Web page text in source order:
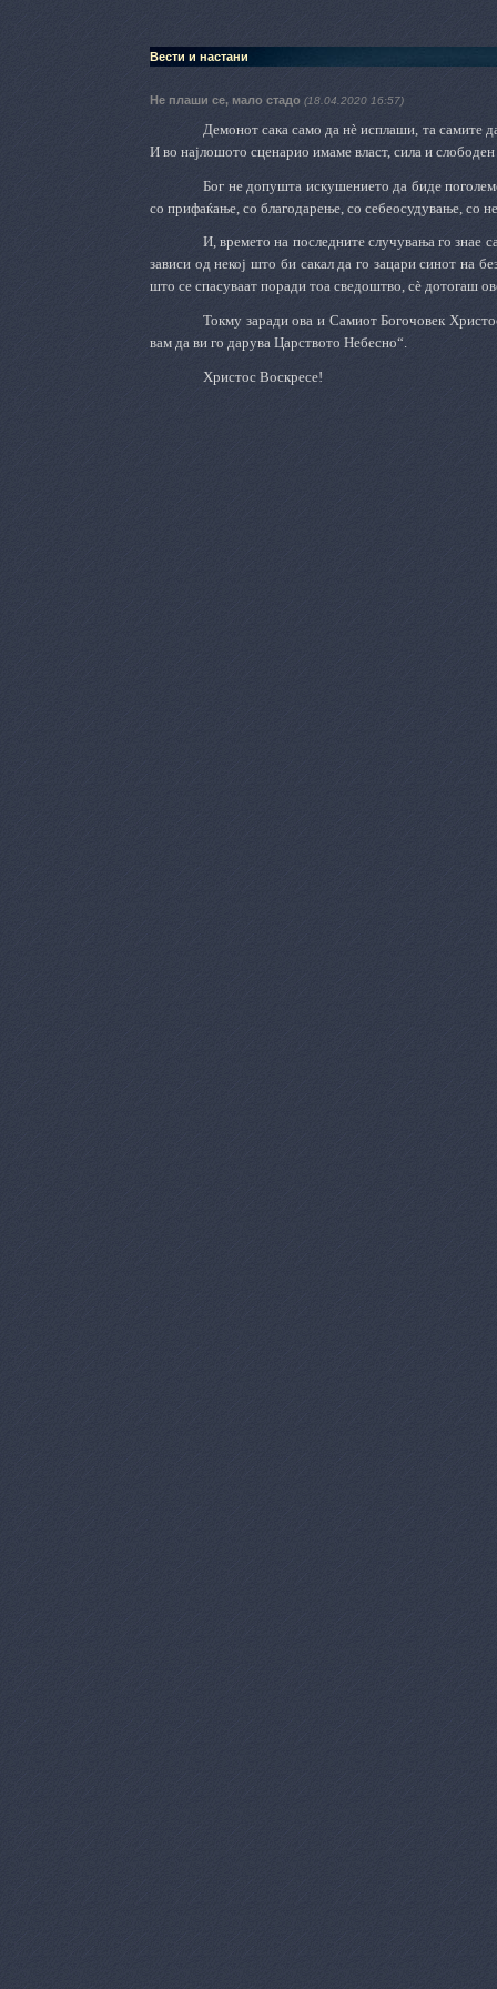
Вести и настани
Не плаши се, мало стадо (18.04.2020 16:57)
Демонот сака само да нѐ исплаши, та самите
И во најлошото сценарио имаме власт, сила и
Бог не допушта искушението да биде
со прифаќање, со благодарење, со себеосудување, со
И, времето на последните случувања го знае
зависи од некој што би сакал да го зацари синот на
што се спасуваат поради тоа сведоштво, сѐ дотогаш
Токму заради ова и Самиот Богочовек
вам да ви го дарува Царството Небесно“.
Христос Воскресе!